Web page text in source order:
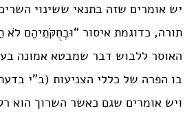
יש אומרים שזה בתנאי ששינוי
תורה, כדוגמת איסור “וּבְחֻקֹּתֵיהֶם לֹא
האוסר ללבוש דבר שמבטא אמונה
בו הפרה של כללי הצניעות (ב”י
ויש אומרים שגם כאשר השרוך הוא